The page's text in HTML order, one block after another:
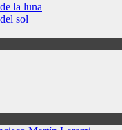
la luna
sol